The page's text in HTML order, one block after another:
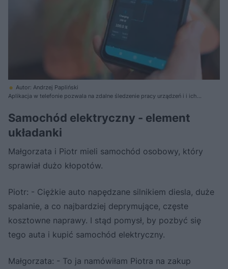
Autor: Andrzej Papliński
Aplikacja w telefonie pozwala na zdalne śledzenie pracy urządzeń i i ich
Samochód elektryczny - element
układanki
Małgorzata i Piotr mieli samochód osobowy, który
sprawiał dużo kłopotów.
Piotr: - Ciężkie auto napędzane silnikiem diesla, duże
spalanie, a co najbardziej deprymujące, częste
kosztowne naprawy. I stąd pomysł, by pozbyć się
tego auta i kupić samochód elektryczny.
Małgorzata: - To ja namówiłam Piotra na zakup